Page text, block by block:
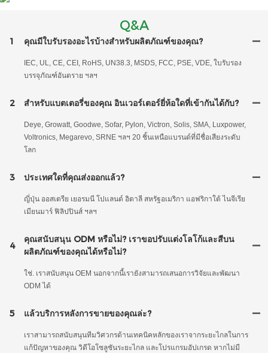
Q&A
1 คุณมีใบรับรองอะไรบ้างสำหรับผลิตภัณฑ์ของคุณ?
IEC, UL, CE, CEI, RoHS, UN38.3, MSDS, FCC, PSE, VDE, ใบรับรอง
บรรจุภัณฑ์อันตราย ฯลฯ
2 สำหรับแบตเตอรี่ของคุณ อินเวอร์เตอร์ยี่ห้อใดที่เข้ากันได้กับ?
Deye, Growatt, Goodwe, Sofar, Pylon, Victron, Solis, SMA, Luxpower,
Voltronics, Megarevo, SRNE ฯลฯ 20 ชิ้นเหนือแบรนด์ที่มีชื่อเสียงระดับ
โลก
3 ประเทศใดที่คุณส่งออกแล้ว?
ญี่ปุ่น ออสเตรีย เยอรมนี โปแลนด์ อิตาลี สหรัฐอเมริกา แอฟริกาใต้ ไนจีเรีย
เมียนมาร์ ฟิลิปปินส์ ฯลฯ
4
คุณสนับสนุน ODM หรือไม่? เราขอปรับแต่งโลโก้และสีบน
ผลิตภัณฑ์ของคุณได้หรือไม่?
ใช่. เราสนับสนุน OEM นอกจากนี้เรายังสามารถเสนอการวิจัยและพัฒนา
ODM ได้
5 แล้วบริการหลังการขายของคุณล่ะ?
เราสามารถสนับสนุนทีมวิศวกรด้านเทคนิคหลักของเราจากระยะไกลในการ
แก้ปัญหาของคุณ วิดีโอโซลูชันระยะไกล และโปรแกรมอัปเกรด หากไม่มี